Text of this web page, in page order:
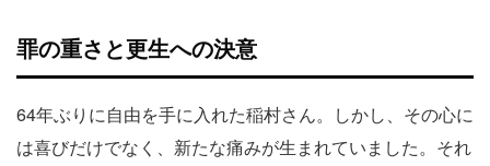
罪の重さと更生への決意
64年ぶりに自由を手に入れた稲村さん。しかし、その心に
は喜びだけでなく、新たな痛みが生まれていました。それ